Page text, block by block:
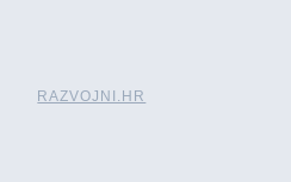
RAZVOJNI.HR